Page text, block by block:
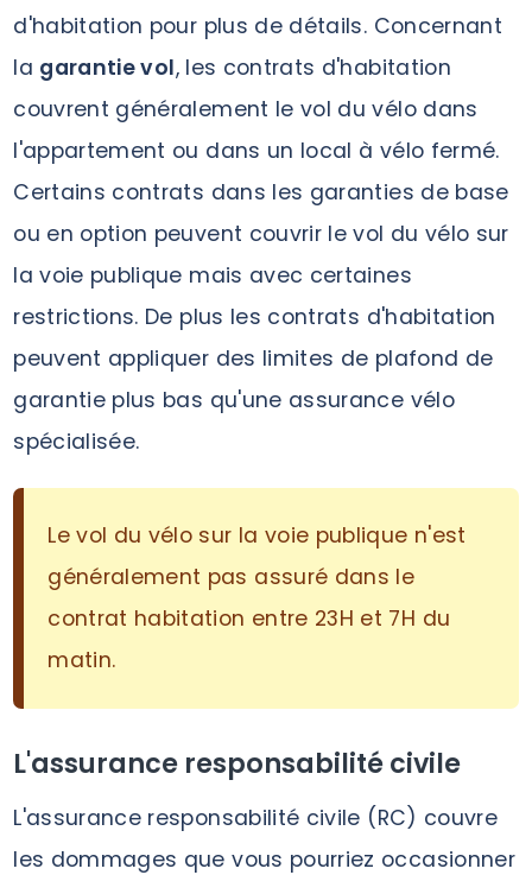
d'habitation pour plus de détails. Concernant
la garantie vol, les contrats d'habitation
couvrent généralement le vol du vélo dans
l'appartement ou dans un local à vélo fermé.
Certains contrats dans les garanties de base
ou en option peuvent couvrir le vol du vélo sur
la voie publique mais avec certaines
restrictions. De plus les contrats d'habitation
peuvent appliquer des limites de plafond de
garantie plus bas qu'une assurance vélo
spécialisée.
Le vol du vélo sur la voie publique n'est
généralement pas assuré dans le
contrat habitation entre 23H et 7H du
matin.
L'assurance responsabilité civile
L'assurance responsabilité civile (RC) couvre
les dommages que vous pourriez occasionner